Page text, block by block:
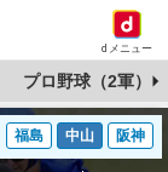
dメニュー
プロ野球（2軍）
福島 中山 阪神